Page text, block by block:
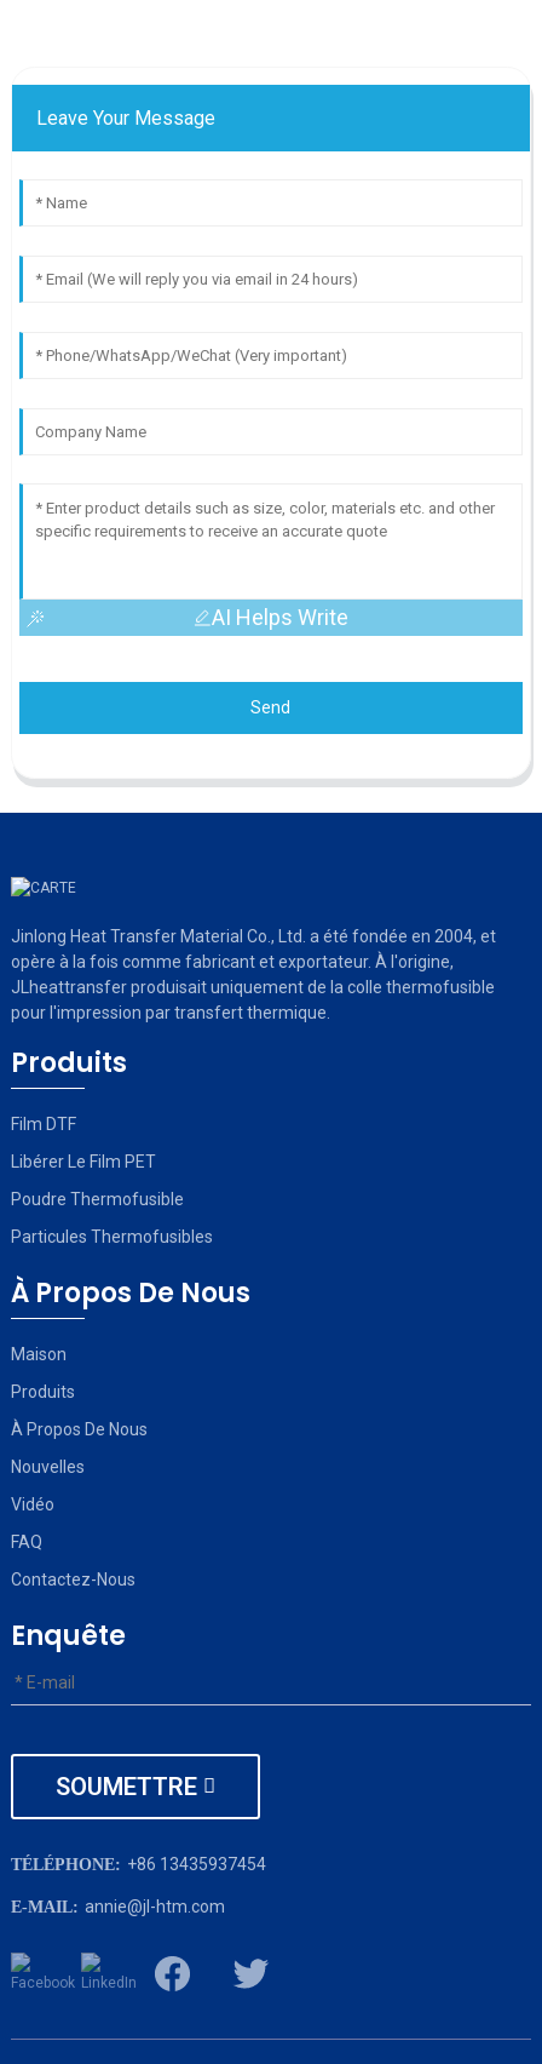
Leave Your Message
AI Helps Write
Send
Jinlong Heat Transfer Material Co., Ltd. a été fondée en 2004, et
opère à la fois comme fabricant et exportateur. À l'origine,
JLheattransfer produisait uniquement de la colle thermofusible
pour l'impression par transfert thermique.
Produits
Film DTF
Libérer Le Film PET
Poudre Thermofusible
Particules Thermofusibles
À Propos De Nous
Maison
Produits
À Propos De Nous
Nouvelles
Vidéo
FAQ
Contactez-Nous
Enquête
SOUMETTRE
TÉLÉPHONE: +86 13435937454
E-MAIL: annie@jl-htm.com